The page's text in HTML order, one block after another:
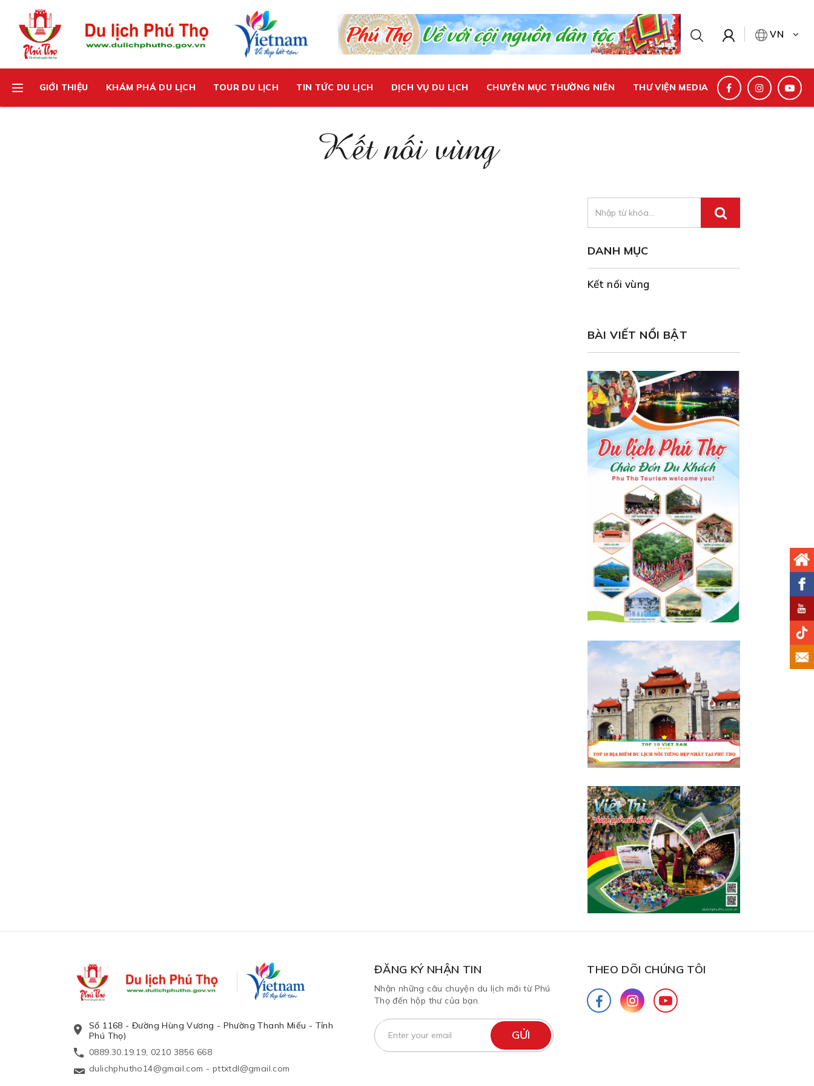
VN
GIỚI THIỆU KHÁM PHÁ DU LỊCH TOUR DU LỊCH TIN TỨC DU LỊCH DỊCH VỤ DU LỊCH CHUYÊN MỤC THƯỜNG NIÊN THƯ VIỆN MEDIA
Kết nối vùng
DANH MỤC
Kết nối vùng
BÀI VIẾT NỔI BẬT
Số 1168 - Đường Hùng Vương - Phường Thanh Miếu - Tỉnh
Phú Thọ)
0889.30.19.19, 0210 3856 668
dulichphutho14@gmail.com - pttxtdl@gmail.com
ĐĂNG KÝ NHẬN TIN
Nhận những câu chuyện du lịch mới từ Phú
Thọ đến hộp thư của bạn.
THEO DÕI CHÚNG TÔI